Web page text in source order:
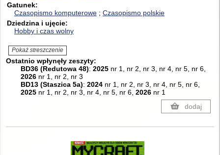
Gatunek
Czasopismo komputerowe
Czasopismo polskie
Dziedzina i ujęcie
Hobby i czas wolny
Pokaż streszczenie
Ostatnio wpłynęły zeszyty:
BD36 (Redutowa 48): 2025nr 1, nr 2, nr 3, nr 4, nr 5, nr 6,
2026nr 1, nr 2, nr 3
BD13 (Staszica 5a): 2024nr 1, nr 2, nr 3, nr 4, nr 5, nr 6,
2025nr 1, nr 2, nr 3, nr 4, nr 5, nr 6, 2026nr 1
dodaj